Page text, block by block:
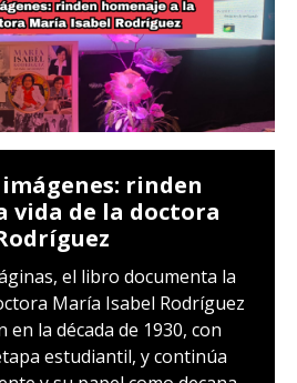
rinden
vida de la doctora
el libro documenta la
María Isabel Rodríguez
la década de 1930, con
estudiantil, y continúa